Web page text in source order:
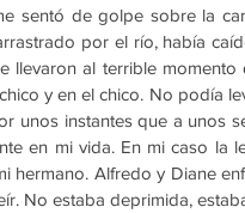
sentó de golpe sobre la
por el río, había
llevaron al terrible momento
y en el chico. No podía
unos instantes que a unos
en mi vida. En mi caso la
hermano. Alfredo y Diane
No estaba deprimida,